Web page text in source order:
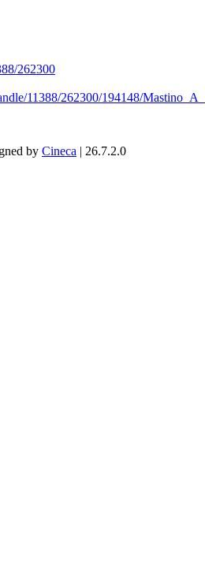
262300
11388/262300/194148/
by Cineca | 26.7.2.0